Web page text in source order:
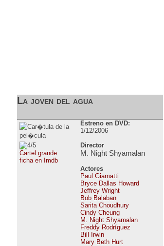
La joven del agua
Estreno en DVD:
1/12/2006
Director
M. Night Shyamalan
Actores
Paul Giamatti
Bryce Dallas Howard
Jeffrey Wright
Bob Balaban
Sarita Choudhury
Cindy Cheung
M. Night Shyamalan
Freddy Rodríguez
Bill Irwin
Mary Beth Hurt
Cartel grande
ficha en Imdb